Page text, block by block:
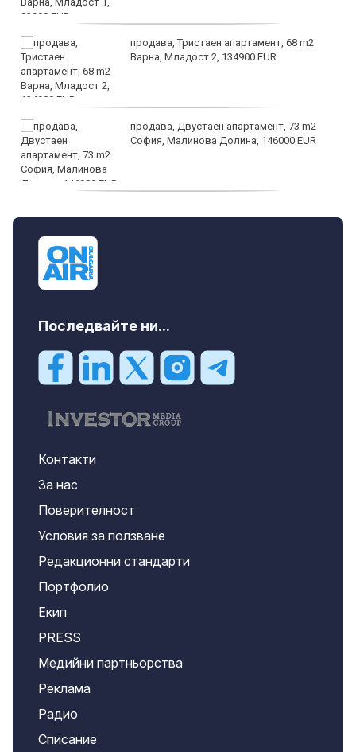
продава, Тристаен апартамент, 68 m2
Варна, Младост 2, 134900 EUR
продава, Двустаен апартамент, 73 m2
София, Малинова Долина, 146000 EUR
Последвайте ни...
Контакти
За нас
Поверителност
Условия за ползване
Редакционни стандарти
Портфолио
Екип
PRESS
Медийни партньорства
Реклама
Радио
Списание